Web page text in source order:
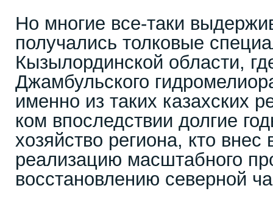
Но многие все-таки
получались толковые
Кызылординской области,
Джамбульского
именно из таких казахских
ком впоследствии долгие
хозяйство региона, кто
реализацию масштабного
восстановлению северной